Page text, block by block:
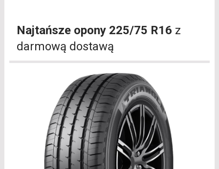
Najtańsze opony 225/75 R16 z
darmową dostawą